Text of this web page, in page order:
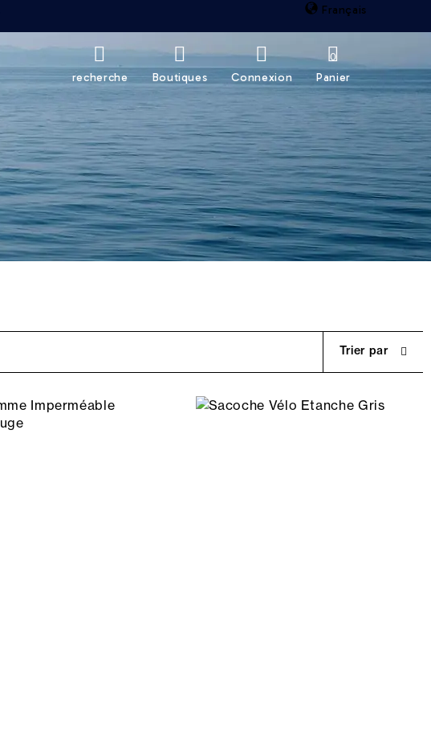
Français
recherche Boutiques Connexion Panier
0
Trier par